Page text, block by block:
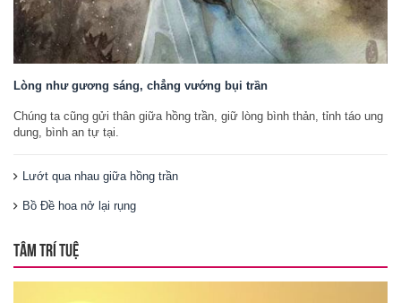
Lòng như gương sáng, chẳng vướng bụi trần
Chúng ta cũng gửi thân giữa hồng trần, giữ lòng bình thản, tỉnh táo ung
dung, bình an tự tại.
Lướt qua nhau giữa hồng trần
Bồ Đề hoa nở lại rụng
TÂM TRÍ TUỆ